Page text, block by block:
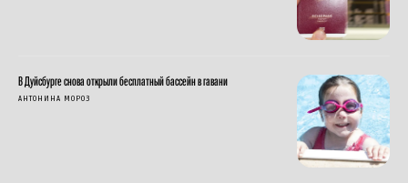
В Дуйсбурге снова открыли бесплатный бассейн в гавани
АНТОНИНА МОРОЗ